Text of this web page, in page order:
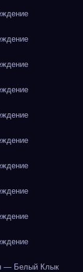
— Белый Клык